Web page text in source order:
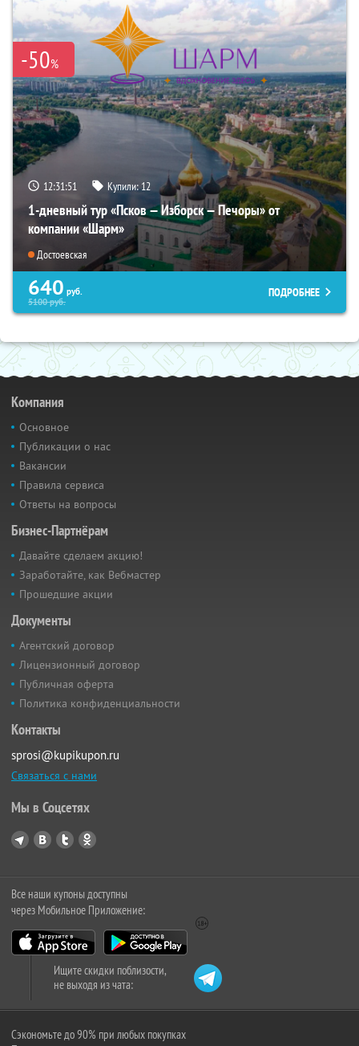
-50%
12:31:50 Купили:12
1-дневный тур «Псков — Изборск — Печоры» от
компании «Шарм»
Достоевская
640 руб.
5100руб.
ПОДРОБНЕЕ
Компания
Основное
Публикации о нас
Вакансии
Правила сервиса
Ответы на вопросы
Бизнес-Партнёрам
Давайте сделаем акцию!
Заработайте, как Вебмастер
Прошедшие акции
Документы
Агентский договор
Лицензионный договор
Публичная оферта
Политика конфиденциальности
Контакты
sprosi@kupikupon.ru
Связаться с нами
Мы в Соцсетях
Все наши купоны доступны
через Мобильное Приложение:
Ищите скидки поблизости,
не выходя из чата:
Сэкономьте до 90% при любых покупках